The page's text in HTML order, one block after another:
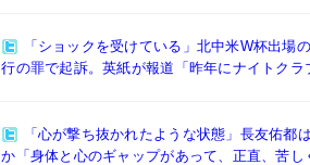
「ショックを受けている」北中米W杯出場
行の罪で起訴。英紙が報道「昨年にナイトク
「心が撃ち抜かれたような状態」長友佑都
か「身体と心のギャップがあって、正直、苦し